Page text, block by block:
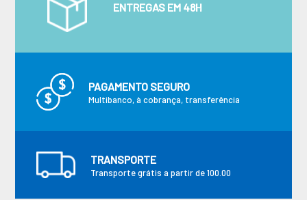
ENTREGAS EM 48H
PAGAMENTO SEGURO
Multibanco, à cobrança, transferência
TRANSPORTE
Transporte grátis a partir de 100.00